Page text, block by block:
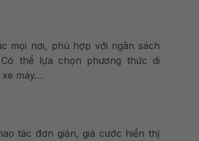
mọi nơi, phù hợp với ngân sách
thể lựa chọn phương thức di
máy…
tác đơn giản, giá cước hiển thị